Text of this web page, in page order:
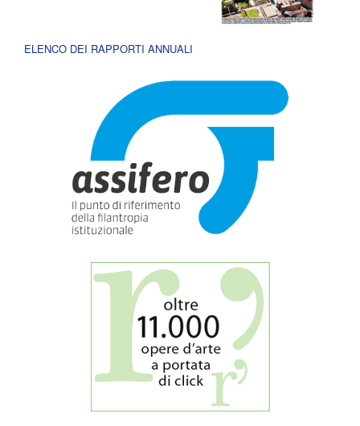
ELENCO DEI RAPPORTI ANNUALI